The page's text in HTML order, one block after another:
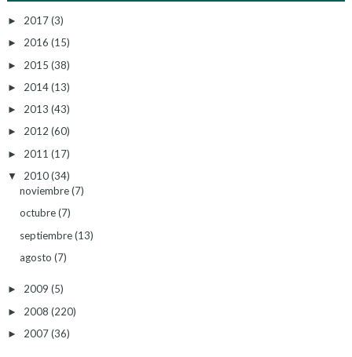
► 2017(3)
► 2016 (15)
► 2015 (38)
► 2014(13)
► 2013 (43)
► 2012 (60)
► 2011 (17)
▼ 2010(34)
noviembre(7)
octubre(7)
septiembre(13)
agosto (7)
► 2009 (5)
► 2008 (220)
► 2007(36)